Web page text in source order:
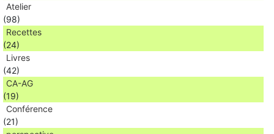
Atelier
(98)
Recettes
(24)
Livres
(42)
CA-AG
(19)
Conférence
(21)